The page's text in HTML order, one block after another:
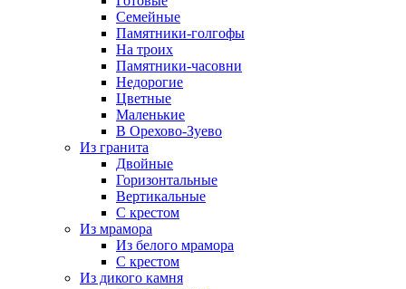
Семейные
Памятники-голгофы
На троих
Памятники-часовни
Недорогие
Цветные
Маленькие
В Орехово-Зуево
Из гранита
Двойные
Горизонтальные
Вертикальные
С крестом
Из мрамора
Из белого мрамора
С крестом
Из дикого камня